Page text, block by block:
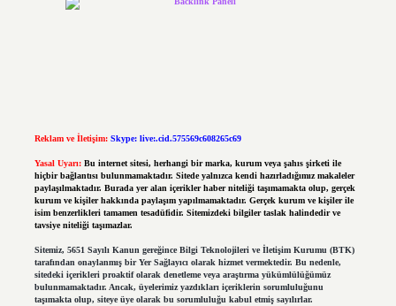
Reklam ve İletişim: Skype: live:.cid.575569c608265c69
Yasal Uyarı: Bu internet sitesi, herhangi bir marka, kurum veya şahıs şirketi ile
hiçbir bağlantısı bulunmamaktadır. Sitede yalnızca kendi hazırladığımız makaleler
paylaşılmaktadır. Burada yer alan içerikler haber niteliği taşımamakta olup, gerçek
kurum ve kişiler hakkında paylaşım yapılmamaktadır. Gerçek kurum ve kişiler ile
isim benzerlikleri tamamen tesadüfidir. Sitemizdeki bilgiler taslak halindedir ve
tavsiye niteliği taşımazlar.
Sitemiz, 5651 Sayılı Kanun gereğince Bilgi Teknolojileri ve İletişim Kurumu (BTK)
tarafından onaylanmış bir Yer Sağlayıcı olarak hizmet vermektedir. Bu nedenle,
sitedeki içerikleri proaktif olarak denetleme veya araştırma yükümlülüğümüz
bulunmamaktadır. Ancak, üyelerimiz yazdıkları içeriklerin sorumluluğunu
taşımakta olup, siteye üye olarak bu sorumluluğu kabul etmiş sayılırlar.